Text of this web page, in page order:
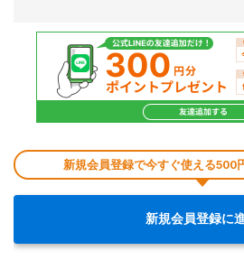
新規会員登録で今すぐ使える500
新規会員登録に